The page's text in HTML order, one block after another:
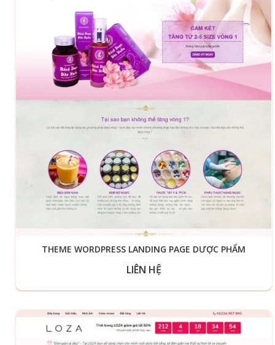
THEME WORDPRESS LANDING PAGE DƯỢC PHẨM
LIÊN HỆ